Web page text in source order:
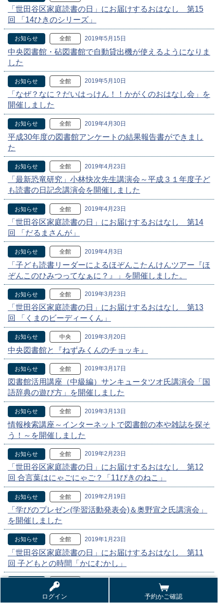
ログイン 予約かご確認
「世田谷区家庭読書の日」にお届けするおはなし 第15
回 「14ひきのシリーズ」
お知らせ 全館 2019年5月15日
中央図書館・砧図書館で自動貸出機が使えるようになりま
した
お知らせ 全館 2019年5月10日
「なぜ？なに？だいはっけん！！かがくのおはなし会」を
開催しました
お知らせ 全館 2019年4月30日
平成30年度の図書館アンケートの結果報告書ができまし
た
お知らせ 全館 2019年4月23日
「最新恐竜研究」小林快次先生講演会～平成３１年度子ど
も読書の日記念講演会を開催しました
お知らせ 全館 2019年4月23日
「世田谷区家庭読書の日」にお届けするおはなし 第14
回 「だるまさんが」
お知らせ 全館 2019年4月3日
「子ども読書リーダーによるほぞんこたんけんツアー『ほ
ぞんこのひみつってなぁに？』」を開催しました。
お知らせ 全館 2019年3月23日
「世田谷区家庭読書の日」にお届けするおはなし 第13
回 「くまのビーディーくん」
お知らせ 中央 2019年3月20日
中央図書館と『ねずみくんのチョッキ』
お知らせ 全館 2019年3月17日
図書館活用講座（中級編）サンキュータツオ氏講演会「国
語辞典の遊び方」を開催しました
お知らせ 全館 2019年3月13日
情報検索講座～インターネットで図書館の本や雑誌を探そ
う！～を開催しました
お知らせ 全館 2019年2月23日
「世田谷区家庭読書の日」にお届けするおはなし 第12
回 合言葉はにゃごにゃご？「11ぴきのねこ」
お知らせ 全館 2019年2月19日
「学びのプレゼン(学習活動発表会)＆奥野宣之氏講演会」
を開催しました
お知らせ 全館 2019年1月23日
「世田谷区家庭読書の日」にお届けするおはなし 第11
回 子どもとの時間「かにむかし」
全館
「世田谷区家庭読書の日」にお届けするおはなし 第10